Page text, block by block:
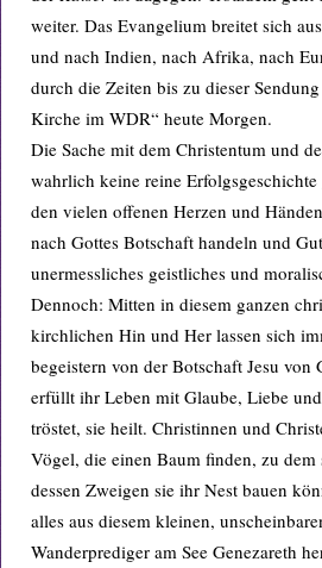
weiter. Das Evangelium breitet sich
und nach Indien, nach Afrika, nach
durch die Zeiten bis zu dieser
Kirche im WDR“ heute Morgen.
Die Sache mit dem Christentum und
wahrlich keine reine Erfolgsgeschichte
den vielen offenen Herzen und
nach Gottes Botschaft handeln und
unermessliches geistliches und
Dennoch: Mitten in diesem ganzen
kirchlichen Hin und Her lassen sich
begeistern von der Botschaft Jesu von
erfüllt ihr Leben mit Glaube, Liebe
tröstet, sie heilt. Christinnen und
Vögel, die einen Baum finden, zu
dessen Zweigen sie ihr Nest bauen
alles aus diesem kleinen,
Wanderprediger am See Genezareth